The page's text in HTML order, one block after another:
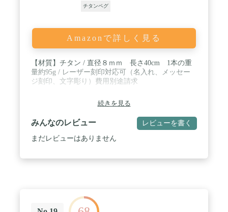
チタンペグ
Amazonで詳しく見る
【材質】チタン / 直径８ｍｍ 長さ40cm 1本の重
量約95g / レーザー刻印対応可（名入れ、メッセー
ジ刻印、文字彫り）費用別途請求
続きを見る
みんなのレビュー レビューを書く
まだレビューはありません